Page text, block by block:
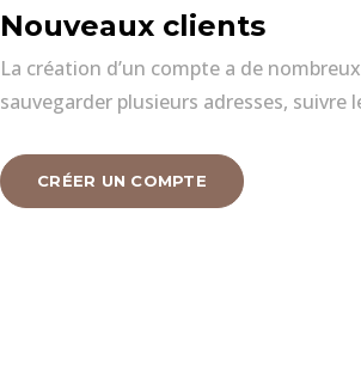
Nouveaux clients
La création d’un compte a de
sauvegarder plusieurs adresses, suivre
CRÉER UN COMPTE